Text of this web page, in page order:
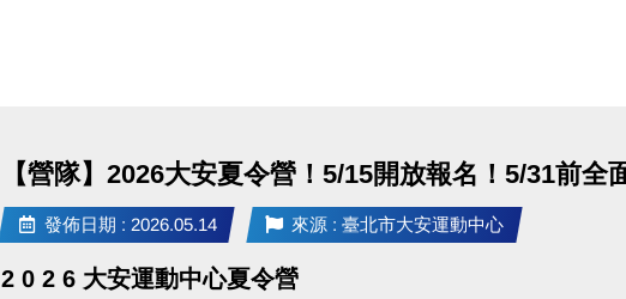
【營隊】2026大安夏令營！5/15開放報名！5/31前全
發佈日期 : 2026.05.14 來源 : 臺北市大安運動中心
2 0 2 6 大安運動中心夏令營